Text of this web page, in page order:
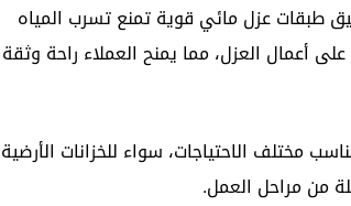
طبقات عزل مائي قوية تمنع تسرب المياه
أعمال العزل، مما يمنح العملاء راحة وثقة
مختلف الاحتياجات، سواء للخزانات الأرضية
من مراحل العمل.